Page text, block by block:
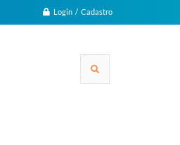
Login / Cadastro